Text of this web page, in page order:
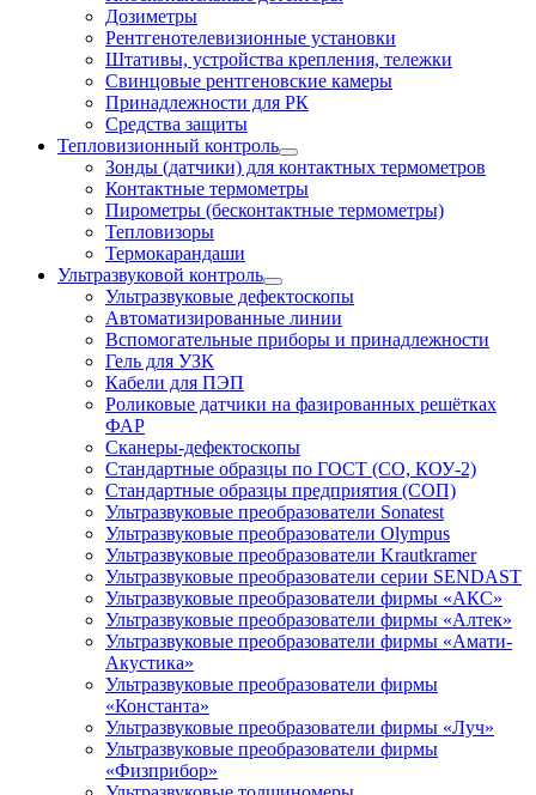
Дозиметры
Рентгенотелевизионные установки
Штативы, устройства крепления, тележки
Свинцовые рентгеновские камеры
Принадлежности для РК
Средства защиты
Тепловизионный контроль
Зонды (датчики) для контактных термометров
Контактные термометры
Пирометры (бесконтактные термометры)
Тепловизоры
Термокарандаши
Ультразвуковой контроль
Ультразвуковые дефектоскопы
Автоматизированные линии
Вспомогательные приборы и принадлежности
Гель для УЗК
Кабели для ПЭП
Роликовые датчики на фазированных решётках
ФАР
Сканеры-дефектоскопы
Стандартные образцы по ГОСТ (СО, КОУ-2)
Стандартные образцы предприятия (СОП)
Ультразвуковые преобразователи Sonatest
Ультразвуковые преобразователи Olympus
Ультразвуковые преобразователи Krautkramer
Ультразвуковые преобразователи серии SENDAST
Ультразвуковые преобразователи фирмы «АКС»
Ультразвуковые преобразователи фирмы «Алтек»
Ультразвуковые преобразователи фирмы «Амати-
Акустика»
Ультразвуковые преобразователи фирмы
«Константа»
Ультразвуковые преобразователи фирмы «Луч»
Ультразвуковые преобразователи фирмы
«Физприбор»